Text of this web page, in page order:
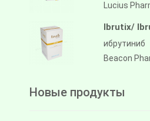
Lucius
Ibrutix/
ибрутиниб
Beacon
Новые продукты